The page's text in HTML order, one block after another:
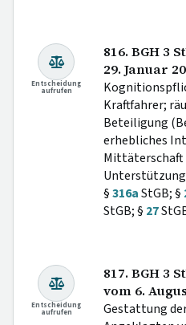
Entscheidung
aufrufen
816. BGH 3
29. Januar
Kraftfahrer;
Beteiligung
erhebliches
Mittäterschaft
§316aStGB; §
StGB; § 27
Entscheidung
aufrufen
817. BGH 3
vom 6.
Gestattung